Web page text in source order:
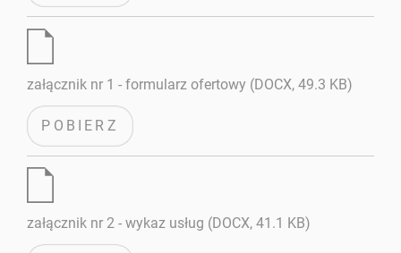
załącznik nr 1 - formularz ofertowy (DOCX, 49.3 KB)
POBIERZ
załącznik nr 2 - wykaz usług (DOCX, 41.1 KB)